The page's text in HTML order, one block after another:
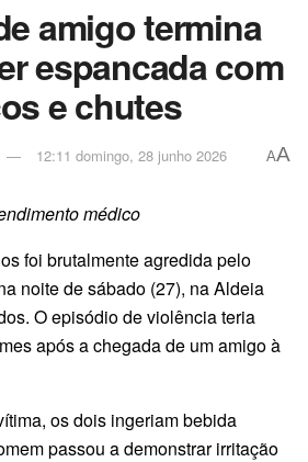
amigo termina
espancada com
e chutes
12:11 domingo, 28 junho 2026 AA
médico
foi brutalmente agredida pelo
noite de sábado (27), na Aldeia
O episódio de violência teria
após a chegada de um amigo à
os dois ingeriam bebida
passou a demonstrar irritação